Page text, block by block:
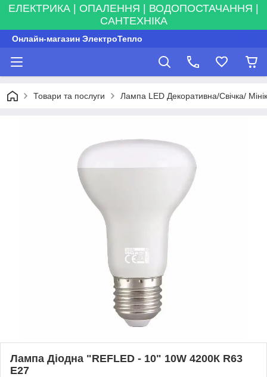
ЕЛЕКТРИКА | ОПАЛЕННЯ | ВОДОПОСТАЧАННЯ |
САНТЕХНІКА
Онлайн-магазин ЭлектроТепло
Товари та послуги Лампа LED Декоративна/Свічка/
Лампа Діодна "REFLED - 10" 10W 4200К R63
E27